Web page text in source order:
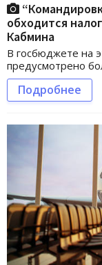
обходится
Кабмина
В госбюджете на
предусмотрено
Подробнее